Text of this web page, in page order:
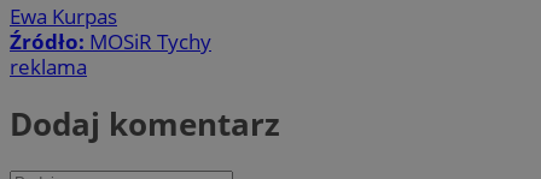
Ewa Kurpas
Źródło: MOSiR Tychy
reklama
Dodaj komentarz